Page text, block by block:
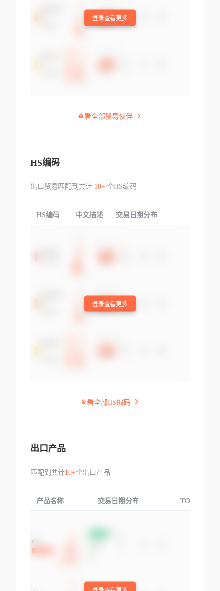
登录查看更多
查看全部贸易伙伴
HS编码
出口贸易匹配到共计 10+个HS编码
HS编码 中文描述 交易日期分布
登录查看更多
查看全部HS编码
出口产品
匹配到共计10+个出口产品
产品名称 交易日期分布 TOP3交易国